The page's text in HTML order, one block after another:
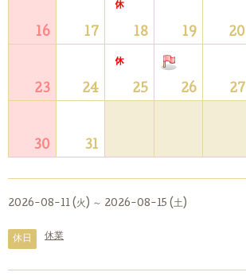
16 17 18 19 20
23 24 25 26 27
30 31
2026-08-11 (火) ～ 2026-08-15 (土)
休日 休業